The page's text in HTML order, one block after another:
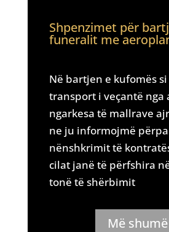
Shpenzimet për
funeralit me
Në bartjen e kufomës
transport i veçantë nga
ngarkesa të mallrave
ne ju informojmë
nënshkrimit të
cilat janë të përfshira
tonë të shërbimit
Më shumë